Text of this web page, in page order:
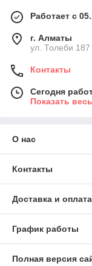
Работает с
г. Алматы
ул. Толеби
Контакты
Сегодня
Показать
О нас
Контакты
Доставка и оплата
График работы
Полная версия